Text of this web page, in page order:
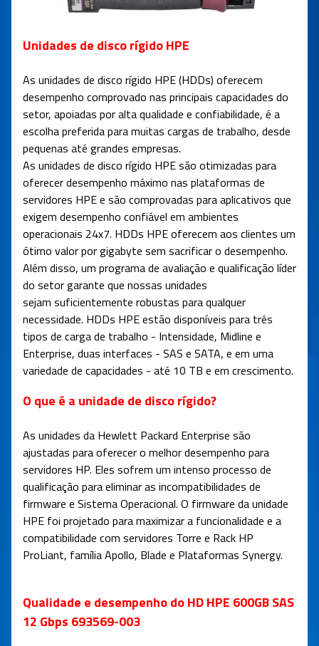
Unidades de disco rígido HPE
As unidades de disco rígido HPE (HDDs) oferecem
desempenho comprovado nas principais capacidades do
setor, apoiadas por alta qualidade e confiabilidade, é a
escolha preferida para muitas cargas de trabalho, desde
pequenas até grandes empresas.
As unidades de disco rígido HPE são otimizadas para
oferecer desempenho máximo nas plataformas de
servidores HPE e são comprovadas para aplicativos que
exigem desempenho confiável em ambientes
operacionais 24x7. HDDs HPE oferecem aos clientes um
ótimo valor por gigabyte sem sacrificar o desempenho.
Além disso, um programa de avaliação e qualificação líder
do setor garante que nossas unidades
sejam suficientemente robustas para qualquer
necessidade. HDDs HPE estão disponíveis para três
tipos de carga de trabalho - Intensidade, Midline e
Enterprise, duas interfaces - SAS e SATA, e em uma
variedade de capacidades - até 10 TB e em crescimento.
O que é a unidade de disco rígido?
As unidades da Hewlett Packard Enterprise são
ajustadas para oferecer o melhor desempenho para
servidores HP. Eles sofrem um intenso processo de
qualificação para eliminar as incompatibilidades de
firmware e Sistema Operacional. O firmware da unidade
HPE foi projetado para maximizar a funcionalidade e a
compatibilidade com servidores Torre e Rack HP
ProLiant, família Apollo, Blade e Plataformas Synergy.
Qualidade e desempenho do HD HPE 600GB SAS
12 Gbps 693569-003